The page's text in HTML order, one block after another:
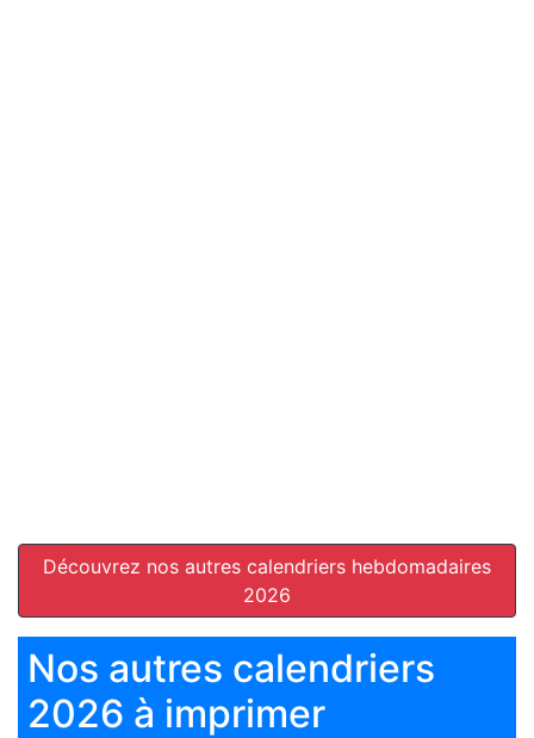
Découvrez nos autres calendriers hebdomadaires
2026
Nos autres calendriers
2026 à imprimer